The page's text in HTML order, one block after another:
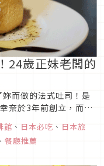
24歲正妹老闆的
而做的法式吐司！是
奈於3年前創立，而在
「黃金比例」麥片品牌
館 、 日本必吃 、 日本旅
、 餐廳推薦